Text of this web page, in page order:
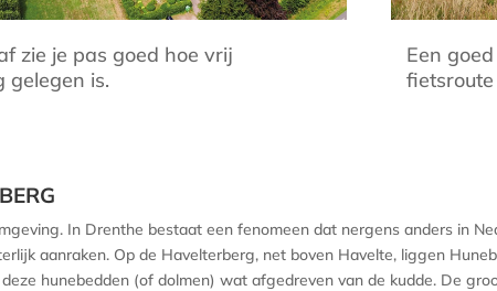
zie je pas goed hoe vrij
gelegen is.
Een
In Drenthe bestaat een fenomeen dat nergens anders in
aanraken. Op de Havelterberg, net boven Havelte, liggen
hunebedden (of dolmen) wat afgedreven van de kudde. De